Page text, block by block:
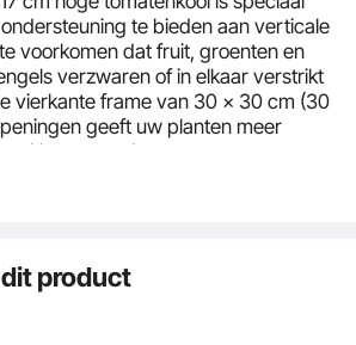
te bieden aan verticale
voorkomen dat fruit, groenten en
verzwaren of in elkaar verstrikt
vierkante frame van 30 x 30 cm (30
geeft uw planten meer
waardoor een grotere,
het groeiseizoen wordt
wind of hangen omdat de
product